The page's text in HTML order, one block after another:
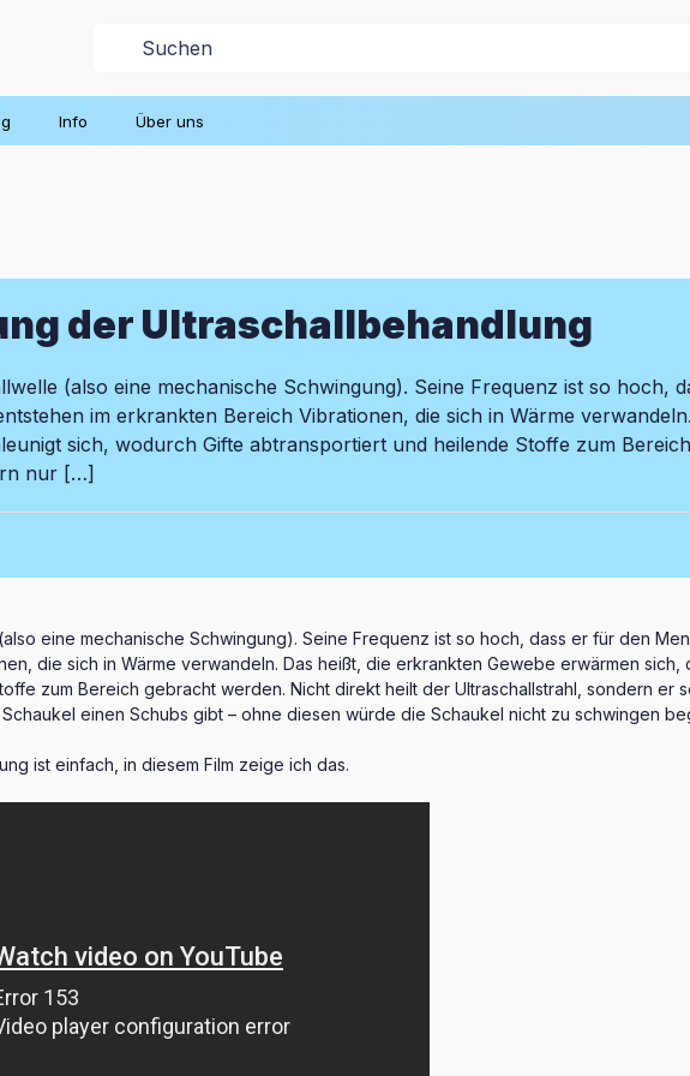
Info Über uns
der Ultraschallbehandlung
(also eine mechanische Schwingung). Seine Frequenz ist so
im erkrankten Bereich Vibrationen, die sich in Wärme
sich, wodurch Gifte abtransportiert und heilende Stoffe zum
nur […]
eine mechanische Schwingung). Seine Frequenz ist so hoch, dass er für den
die sich in Wärme verwandeln. Das heißt, die erkrankten Gewebe erwärmen
zum Bereich gebracht werden. Nicht direkt heilt der Ultraschallstrahl, sondern er
einen Schubs gibt – ohne diesen würde die Schaukel nicht zu schwingen
ist einfach, in diesem Film zeige ich das.